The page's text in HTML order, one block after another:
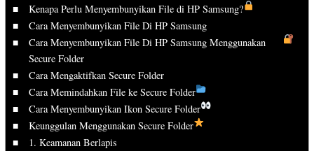
Kenapa Perlu Menyembunyikan File di HP Samsung?
Cara Menyembunyikan File Di HP Samsung
Cara Menyembunyikan File Di HP Samsung Menggunakan
Secure Folder
Cara Mengaktifkan Secure Folder
Cara Memindahkan File ke Secure Folder
Cara Menyembunyikan Ikon Secure Folder
Keunggulan Menggunakan Secure Folder
1. Keamanan Berlapis